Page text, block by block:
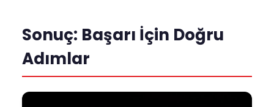
Sonuç: Başarı İçin Doğru
Adımlar